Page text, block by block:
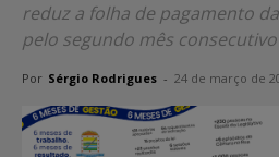
reduz a folha de pagamento
pelo segundo mês consecutivo
Por Sérgio Rodrigues - 24 de março de